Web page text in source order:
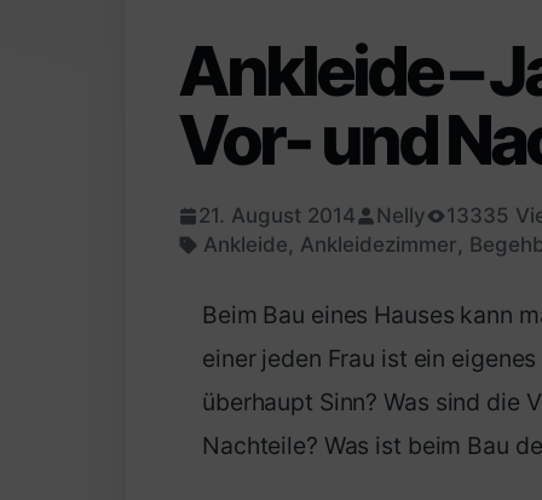
Ankleide –
Vor- und
21. August 2014 Nelly 13335
Ankleide, Ankleidezimmer,
Beim Bau eines Hauses kann
einer jeden Frau ist ein
überhaupt Sinn? Was sind die
Nachteile? Was ist beim Bau